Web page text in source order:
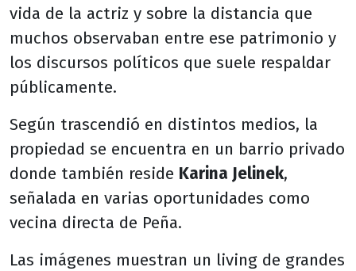
vida de la actriz y sobre la distancia que
muchos observaban entre ese patrimonio y
los discursos políticos que suele respaldar
públicamente.
Según trascendió en distintos medios, la
propiedad se encuentra en un barrio privado
donde también reside Karina Jelinek,
señalada en varias oportunidades como
vecina directa de Peña.
Las imágenes muestran un living de grandes